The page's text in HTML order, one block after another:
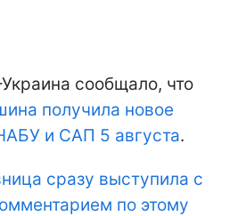
сообщало, что
получила новое
и САП 5 августа.
сразу выступила с
по этому